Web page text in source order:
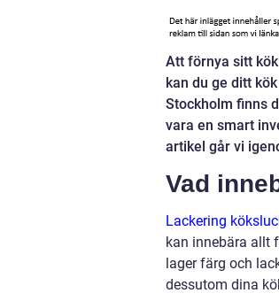
Att förnya sitt
kan du ge ditt
Stockholm finns
vara en smart
artikel går vi
Vad
Lackering
kan innebära allt
lager färg och
dessutom dina